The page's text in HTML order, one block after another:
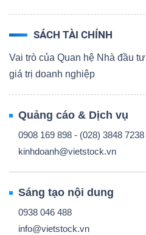
SÁCH TÀI CHÍNH
Vai trò của Quan hệ Nhà đầu
giá trị doanh nghiệp
Quảng cáo & Dịch vụ
0908 169 898 - (028) 3848 7238
kinhdoanh@vietstock.vn
Sáng tạo nội dung
0938 046 488
info@vietstock.vn